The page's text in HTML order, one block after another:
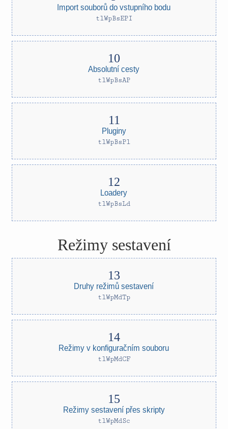
Import souborů do vstupního bodu
tlWpBsEPI
Absolutní cesty
tlWpBsAP
Pluginy
tlWpBsPl
Loadery
tlWpBsLd
Režimy sestavení
Druhy režimů sestavení
tlWpMdTp
Režimy v konfiguračním souboru
tlWpMdCF
Režimy sestavení přes skripty
tlWpMdSc